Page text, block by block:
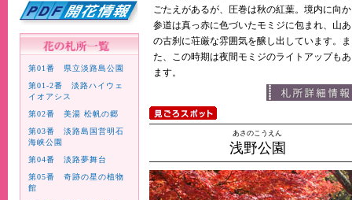
第01番 県立淡路島公園
第01-2番 淡路ハイウェ
イオアシス
第02番 美湯 松帆の郷
第03番 淡路島国営明石
海峡公園
第04番 淡路夢舞台
第05番 奇跡の星の植物
館
ごたえがあるが、圧巻は秋の紅葉。境内に向
参道は真っ赤に色づいたモミジに包まれ、山
の古刹に荘厳な雰囲気を醸し出しています。ま
た、この時期は夜間モミジのライトアップも
ます。
あさのこうえん
浅野公園